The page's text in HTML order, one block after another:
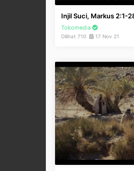
Injil Suci, Markus 2:1-
Tokomedia
Dilihat 710 17 Nov 21